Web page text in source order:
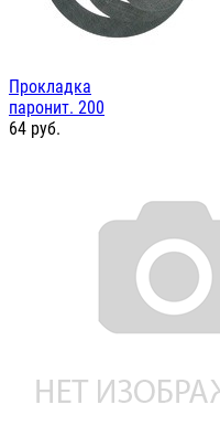
Прокладка
паронит. 200
64 руб.